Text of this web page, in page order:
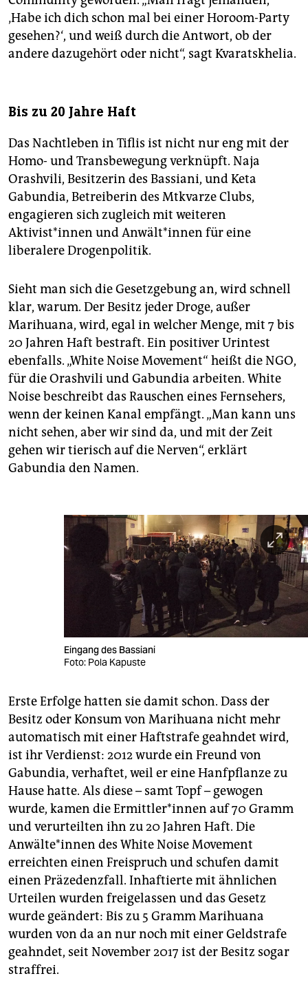
‚Habe ich dich schon mal bei einer Horoom-Party
gesehen?‘, und weiß durch die Antwort, ob der
andere dazugehört oder nicht“, sagt Kvaratskhelia.
Bis zu 20 Jahre Haft
Das Nachtleben in Tiflis ist nicht nur eng mit der
Homo- und Transbewegung verknüpft. Naja
Orashvili, Besitzerin des Bassiani, und Keta
Gabundia, Betreiberin des Mtkvarze Clubs,
engagieren sich zugleich mit weiteren
Aktivist*innen und Anwält*innen für eine
liberalere Drogenpolitik.
Sieht man sich die Gesetzgebung an, wird schnell
klar, warum. Der Besitz jeder Droge, außer
Marihuana, wird, egal in welcher Menge, mit 7 bis
20 Jahren Haft bestraft. Ein positiver Urintest
ebenfalls. „White Noise Movement“ heißt die NGO,
für die Orashvili und Gabundia arbeiten. White
Noise beschreibt das Rauschen eines Fernsehers,
wenn der keinen Kanal empfängt. „Man kann uns
nicht sehen, aber wir sind da, und mit der Zeit
gehen wir tierisch auf die Nerven“, erklärt
Gabundia den Namen.
Eingang des Bassiani
Foto: Pola Kapuste
Erste Erfolge hatten sie damit schon. Dass der
Besitz oder Konsum von Marihuana nicht mehr
automatisch mit einer Haftstrafe geahndet wird,
ist ihr Verdienst: 2012 wurde ein Freund von
Gabundia, verhaftet, weil er eine Hanfpflanze zu
Hause hatte. Als diese – samt Topf – gewogen
wurde, kamen die Ermittler*innen auf 70 Gramm
und verurteilten ihn zu 20 Jahren Haft. Die
Anwälte*innen des White Noise Movement
erreichten einen Freispruch und schufen damit
einen Präzedenzfall. Inhaftierte mit ähnlichen
Urteilen wurden freigelassen und das Gesetz
wurde geändert: Bis zu 5 Gramm Marihuana
wurden von da an nur noch mit einer Geldstrafe
geahndet, seit November 2017 ist der Besitz sogar
straffrei.